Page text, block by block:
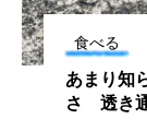
スクミリンゴ
スナモグリ
食べる
あまり知
さ 透き